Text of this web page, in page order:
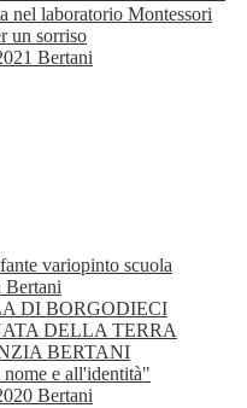
nel laboratorio Montessori
un sorriso
Bertani
variopinto scuola
Bertani
DI BORGODIECI
DELLA TERRA
BERTANI
e all'identità"
Bertani